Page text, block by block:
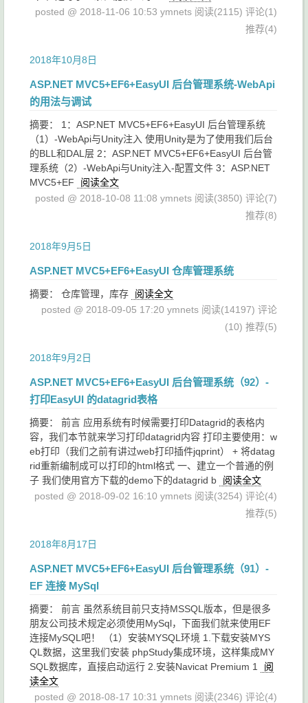
posted @ 2018-11-06 10:53 ymnets 阅读(2115) 评论(1)
推荐(4)
2018年10月8日
ASP.NET MVC5+EF6+EasyUI 后台管理系统-WebApi
的用法与调试
摘要： 1：ASP.NET MVC5+EF6+EasyUI 后台管理系统
（1）-WebApi与Unity注入 使用Unity是为了使用我们后台
的BLL和DAL层 2：ASP.NET MVC5+EF6+EasyUI 后台管
理系统（2）-WebApi与Unity注入-配置文件 3：ASP.NET
MVC5+EF
阅读全文
posted @ 2018-10-08 11:08 ymnets 阅读(3850) 评论(7)
推荐(8)
2018年9月5日
ASP.NET MVC5+EF6+EasyUI 仓库管理系统
摘要： 仓库管理，库存
阅读全文
posted @ 2018-09-05 17:20 ymnets 阅读(14197) 评论
(10) 推荐(5)
2018年9月2日
ASP.NET MVC5+EF6+EasyUI 后台管理系统（92）-
打印EasyUI 的datagrid表格
摘要： 前言 应用系统有时候需要打印Datagrid的表格内
容，我们本节就来学习打印datagrid内容 打印主要使用：w
eb打印（我们之前有讲过web打印插件jqprint） + 将datag
rid重新编制成可以打印的html格式 一、建立一个普通的例
子 我们使用官方下载的demo下的datagrid b
阅读全文
posted @ 2018-09-02 16:10 ymnets 阅读(3254) 评论(4)
推荐(5)
2018年8月17日
ASP.NET MVC5+EF6+EasyUI 后台管理系统（91）-
EF 连接 MySql
摘要： 前言 虽然系统目前只支持MSSQL版本，但是很多
朋友公司技术规定必须使用MySql，下面我们就来使用EF
连接MySQL吧！ （1）安装MYSQL环境 1.下载安装MYS
QL数据，这里我们安装 phpStudy集成环境，这样集成MY
SQL数据库，直接启动运行 2.安装Navicat Premium 1
阅
读全文
posted @ 2018-08-17 10:31 ymnets 阅读(2346) 评论(4)